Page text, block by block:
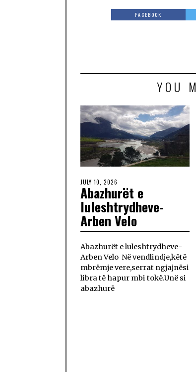
FACEBOOK
YOU
JULY 10, 2026
Abazhurët e
luleshtrydheve-
Arben Velo
Abazhurët e luleshtrydheve-
Arben Velo Në vendlindje,këtë
mbrëmje vere,serrat ngjajnësi
libra të hapur mbi tokë.Unë si
abazhurë